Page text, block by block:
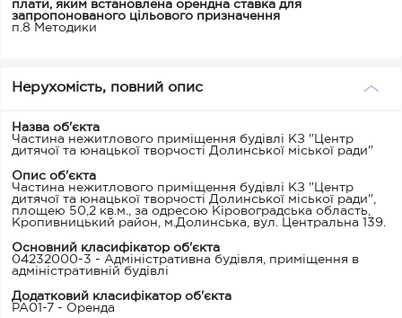
плати, яким встановлена орендна ставка для
запропонованого цільового призначення
п.8 Методики
Нерухомість, повний опис
Назва об'єкта
Частина нежитлового приміщення будівлі КЗ "Центр
дитячої та юнацької творчості Долинської міської ради"
Опис об'єкта
Частина нежитлового приміщення будівлі КЗ "Центр
дитячої та юнацької творчості Долинської міської ради",
площею 50,2 кв.м., за одресою Кіровоградська область,
Кропивницький район, м.Долинська, вул. Центральна 139.
Основний класифікатор об'єкта
04232000-3 - Адміністративна будівля, приміщення в
адміністративній будівлі
Додатковий класифікатор об'єкта
PA01-7 - Оренда